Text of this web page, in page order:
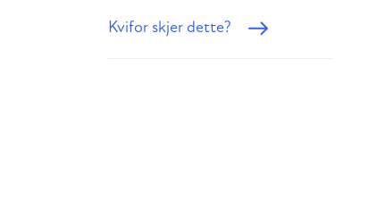
Kvifor skjer dette?